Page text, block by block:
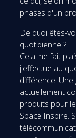
phases d'un
De quoi êtes-
quotidienne ?
Cela me fait
j'effectue au
différence.
actuellement
produits pour
Space Inspire.